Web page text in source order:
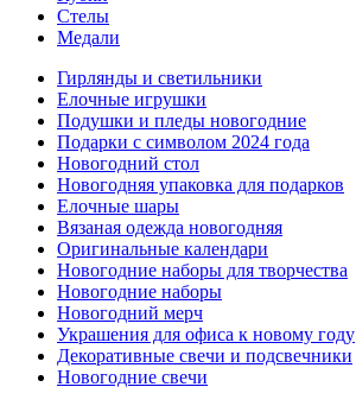
Стелы
Медали
Гирлянды и светильники
Елочные игрушки
Подушки и пледы новогодние
Подарки с символом 2024 года
Новогодний стол
Новогодняя упаковка для подарков
Елочные шары
Вязаная одежда новогодняя
Оригинальные календари
Новогодние наборы для творчества
Новогодние наборы
Новогодний мерч
Украшения для офиса к новому году
Декоративные свечи и подсвечники
Новогодние свечи